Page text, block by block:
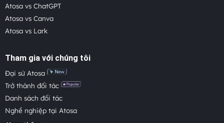
Atosa vs ChatGPT
Atosa vs Canva
Atosa vs Lark
Tham gia với chúng tôi
Đại sứ Atosa
Trở thành đối tác
Danh sách đối tác
Nghề nghiệp tại Atosa